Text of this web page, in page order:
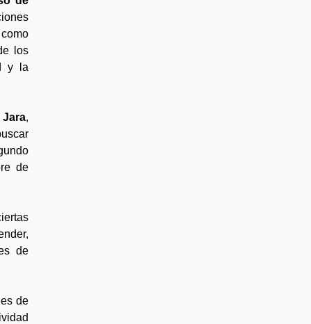
los
y la
,
de
de
de